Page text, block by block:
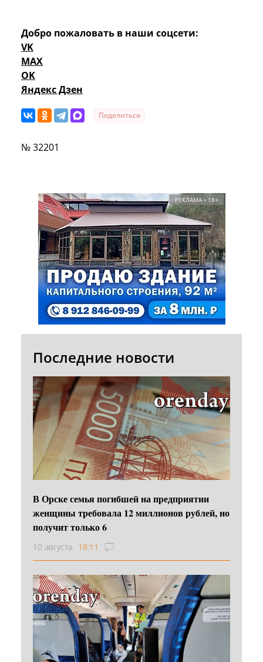
Добро пожаловать в наши соцсети:
VK
MAX
OK
Яндекс Дзен
Поделиться
№ 32201
РЕКЛАМА • 18+
Последние новости
В Орске семья погибшей на предприятии
женщины требовала 12 миллионов рублей, но
получит только 6
10 августа 18:11